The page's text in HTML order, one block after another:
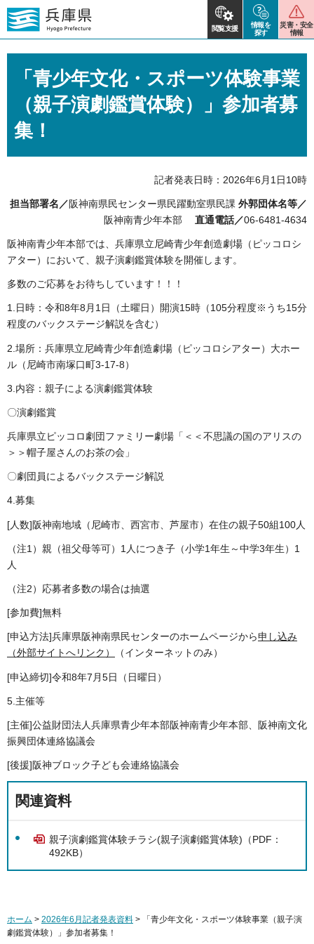
閲覧支援
情報を
探す
災害・安全
情報
「青少年文化・スポーツ体験事業
（親子演劇鑑賞体験）」参加者募
集！
記者発表日時：2026年6月1日10時
担当部署名／阪神南県民センター県民躍動室県民課 外郭団体名等／
阪神南青少年本部 直通電話／06-6481-4634
阪神南青少年本部では、兵庫県立尼崎青少年創造劇場（ピッコロシ
アター）において、親子演劇鑑賞体験を開催します。
多数のご応募をお待ちしています！！！
1.日時：令和8年8月1日（土曜日）開演15時（105分程度※うち15分
程度のバックステージ解説を含む）
2.場所：兵庫県立尼崎青少年創造劇場（ピッコロシアター）大ホー
ル（尼崎市南塚口町3-17-8）
3.内容：親子による演劇鑑賞体験
〇演劇鑑賞
兵庫県立ピッコロ劇団ファミリー劇場「＜＜不思議の国のアリスの
＞＞帽子屋さんのお茶の会」
〇劇団員によるバックステージ解説
4.募集
[人数]阪神南地域（尼崎市、西宮市、芦屋市）在住の親子50組100人
（注1）親（祖父母等可）1人につき子（小学1年生～中学3年生）1
人
（注2）応募者多数の場合は抽選
[参加費]無料
[申込方法]兵庫県阪神南県民センターのホームページから申し込み
（外部サイトへリンク）
（インターネットのみ）
[申込締切]令和8年7月5日（日曜日）
5.主催等
[主催]公益財団法人兵庫県青少年本部阪神南青少年本部、阪神南文化
振興団体連絡協議会
[後援]阪神ブロック子ども会連絡協議会
関連資料
親子演劇鑑賞体験チラシ(親子演劇鑑賞体験)（PDF：
492KB）
ホーム > 2026年6月記者発表資料 > 「青少年文化・スポーツ体験事業（親子演
劇鑑賞体験）」参加者募集！